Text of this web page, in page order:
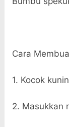
Cara
1. Kocok
2. Masukkan